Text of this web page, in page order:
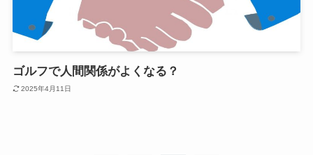
ゴルフで人間関係がよくなる？
2025年4月11日